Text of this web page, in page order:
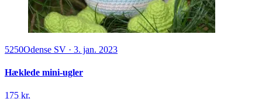
5250Odense SV · 3. jan. 2023
Hæklede mini-ugler
175 kr.